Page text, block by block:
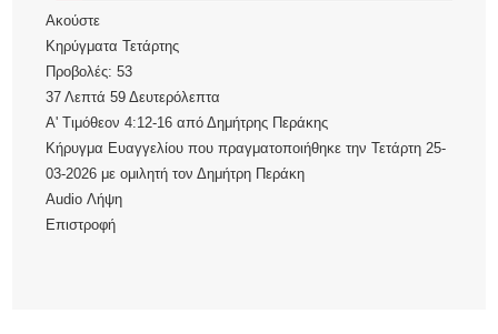
Ακούστε
Κηρύγματα Τετάρτης
Προβολές:53
37 Λεπτά 59 Δευτερόλεπτα
Α' Τιμόθεον 4:12-16 απόΔημήτρης Περάκης
Κήρυγμα Ευαγγελίου που πραγματοποιήθηκε την Τετάρτη 25-
03-2026 με ομιλητή τον Δημήτρη Περάκη
Audio Λήψη
Επιστροφή